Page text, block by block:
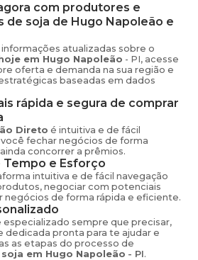
com produtores e
de soja de Hugo Napoleão e
atualizadas sobre o
hoje em Hugo Napoleão - PI, acesse
oferta e demanda na sua região e
baseadas em dados
rápida e segura de comprar
Direto é intuitiva e de fácil
fechar negócios de forma
concorrer a prêmios.
Tempo e Esforço
intuitiva e de fácil navegação
negociar com potenciais
negócios de forma rápida e eficiente.
sempre que precisar,
dedicada pronta para te ajudar e
as etapas do processo de
soja em Hugo Napoleão - PI.